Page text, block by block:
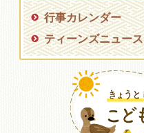
行事カレンダー
ティーンズニュース